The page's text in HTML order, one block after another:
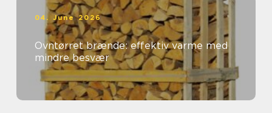
04. June 2026
Ovntørret brænde: effektiv varme med
mindre besvær